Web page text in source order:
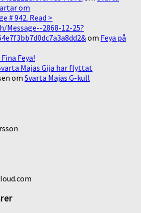
om
# 942. Read >
2868-12-25?
om Feya på
Feya!
Majas Gija har flyttat
om Svarta Majas G-kull